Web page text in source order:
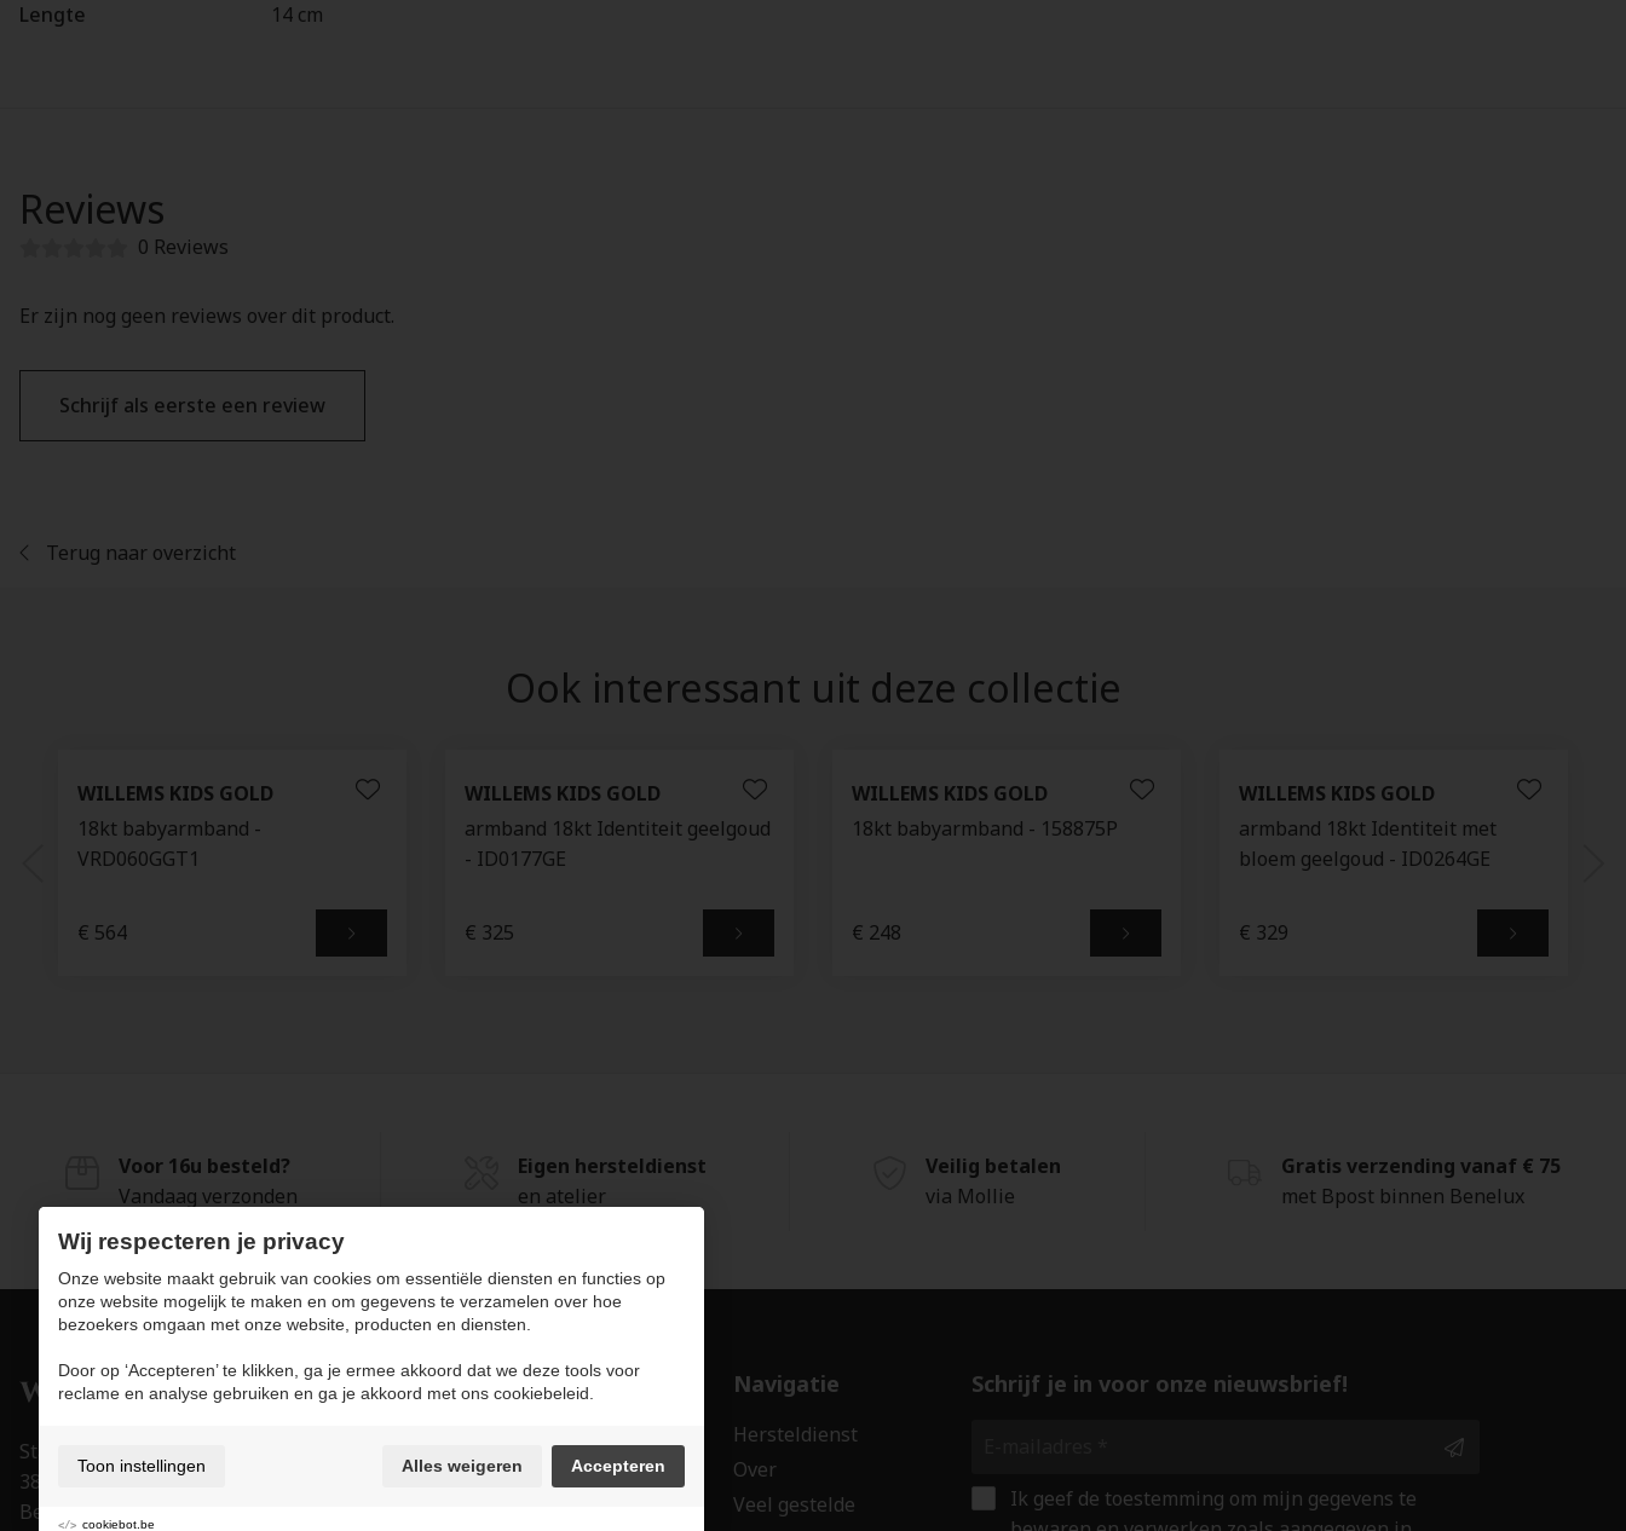
Lengte 14 cm
Reviews
0 Reviews
Er zijn nog geen reviews over dit product.
Schrijf als eerste een review
Terug naar overzicht
Ook interessant uit deze collectie
WILLEMS KIDS GOLD
18kt babyarmband -
VRD060GGT1
€ 564
WILLEMS KIDS GOLD
armband 18kt Identiteit geelgoud
- ID0177GE
€ 325
WILLEMS KIDS GOLD
18kt babyarmband - 158875P
€ 248
WILLEMS KIDS GOLD
armband 18kt Identiteit met
bloem geelgoud - ID0264GE
€ 329
Voor 16u besteld?
Vandaag verzonden
Eigen hersteldienst
en atelier
Veilig betalen
via Mollie
Gratis verzending vanaf € 75
met Bpost binnen Benelux
Stapelstraat 15-17
3800 Sint-Truiden
België
Producten
Uurwerken
Navigatie
Hersteldienst
Over
Veel gestelde
Schrijf je in voor onze nieuwsbrief!
Ik geef de toestemming om mijn gegevens te
Wij respecteren je privacy
Onze website maakt gebruik van cookies om essentiële diensten en functies op
onze website mogelijk te maken en om gegevens te verzamelen over hoe
bezoekers omgaan met onze website, producten en diensten.
Door op ‘Accepteren’ te klikken, ga je ermee akkoord dat we deze tools voor
reclame en analyse gebruiken en ga je akkoord met ons cookiebeleid.
Toon instellingen Alles weigeren Accepteren
cookiebot.be